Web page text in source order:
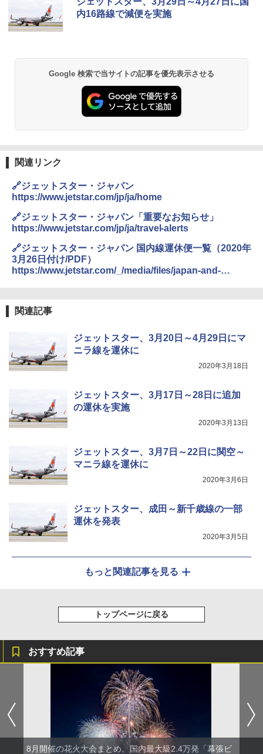
力的な町 2026～2027 地球の歩き方D アジア
A09 地球の歩き方 イタリア 2026～2027 地
球の歩き方A ヨーロッパ
￥2,479
￥2,277
地球の歩き方 スター・ウォーズ
プテント 傘みたいに広げて畳める パッとサ
ッとサンシェード キューブ フルクローズ メ
￥6,832
PYKES PEAK (パイクスピーク) 着替えテン
ト プライバシー テント 【中が透けない】 1
人用 折りたたみ 防災グッズ 災害用トイレ ビ
易 トイレテント (ブラック)
ENDLESS BASE 《めざましテレビで紹介》
テント ワンタッチ RENEW 幅200 2-3人用 43
￥5,499
[キャンパーズコレクション 山善] 傘みたいに
広げるだけ パッとサッとテント ブラックコ
Coleman(コールマン) ツーリングドーム/LD
X 2人用 3人用 キャンプ アウトドア フェス
￥20,718
-08EX カーキ ソロキャンプ ポリエステル フ
レーム テント
GRANDOOR ステンレス保冷剤 2個セット 2
コンパクト 保冷力長持ち
￥2,980
付き ヒグマ・イノシシ対策 自治体・教育機
関の購入実績 登山・キャンプ・アウトドア・
送
DEWEL パラソル 大型 ビーチ アウトドアパ
ポインターライト 強力 小型 緑色/赤色/青紫色
USB充電式 高精度 超長距離照射 長時間使用
ア/オフィス/教育現場/展示会用 緑
内16路線で減便を実施
Google 検索で当サイトの記事を優先表示させる
関連リンク
🔗ジェットスター・ジャパン
https://www.jetstar.com/jp/ja/home
🔗ジェットスター・ジャパン「重要なお知らせ」
https://www.jetstar.com/jp/ja/travel-alerts
🔗ジェットスター・ジャパン 国内線運休便一覧（2020年
3月26日付け/PDF）
https://www.jetstar.com/_/media/files/japan-and-
関連記事
ジェットスター、3月20日～4月29日にマ
ニラ線を運休に
2020年3月18日
ジェットスター、3月17日～28日に追加
の運休を実施
2020年3月13日
ジェットスター、3月7日～22日に関空～
マニラ線を運休に
2020年3月6日
ジェットスター、成田～新千歳線の一部
運休を発表
2020年3月5日
もっと関連記事を見る
トップページに戻る
おすすめ記事
8月開催の花火大会まとめ。国内最大級2.4万発「幕張ビ